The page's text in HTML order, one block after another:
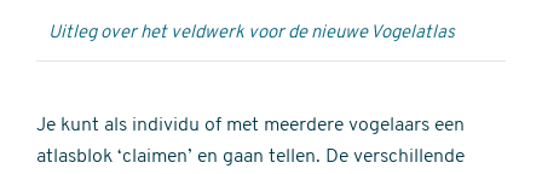
Uitleg over het veldwerk voor de nieuwe Vogelatlas
Je kunt als individu of met meerdere vogelaars een
atlasblok ‘claimen’ en gaan tellen. De verschillende